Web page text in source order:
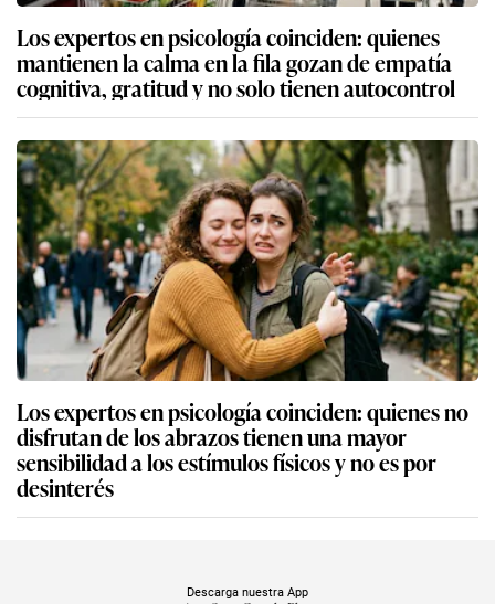
Los expertos en psicología coinciden: quienes
mantienen la calma en la fila gozan de empatía
cognitiva, gratitud y no solo tienen autocontrol
Los expertos en psicología coinciden: quienes no
disfrutan de los abrazos tienen una mayor
sensibilidad a los estímulos físicos y no es por
desinterés
Descarga nuestra App